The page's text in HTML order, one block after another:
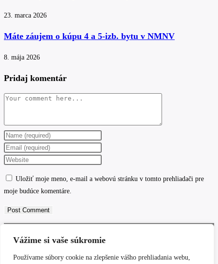
Vážime si vaše súkromie
Používame súbory cookie na zlepšenie vášho prehliadania webu,
23. marca 2026
Máte záujem o kúpu 4 a 5-izb. bytu v NMNV
8. mája 2026
Pridaj komentár
Comment
Enter
your
name
comment
Enter
your
comment
Enter
URL
(optional)
Uložiť moje meno, e-mail a webovú stránku v tomto prehliadači pre
moje budúce komentáre.
Reklamacny poriadok a formular
Poucenie opravnenej osoby